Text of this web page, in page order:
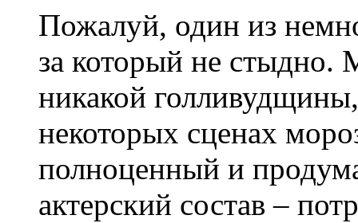
Пожалуй, один из
за который не
никакой
некоторых сценах
полноценный и
актерский состав –